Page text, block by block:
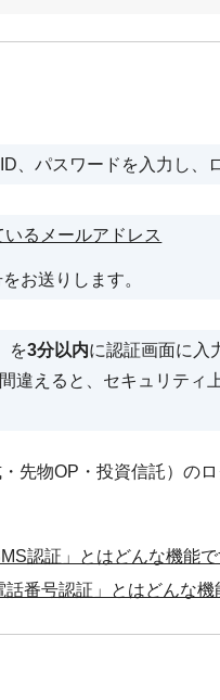
、パスワードを入力し、
るメールアドレス
お送りします。
を3分以内に認証画面に入
違えると、セキュリティ
先物OP・投資信託）の
認証」とはどんな機能
話番号認証」とはどんな機